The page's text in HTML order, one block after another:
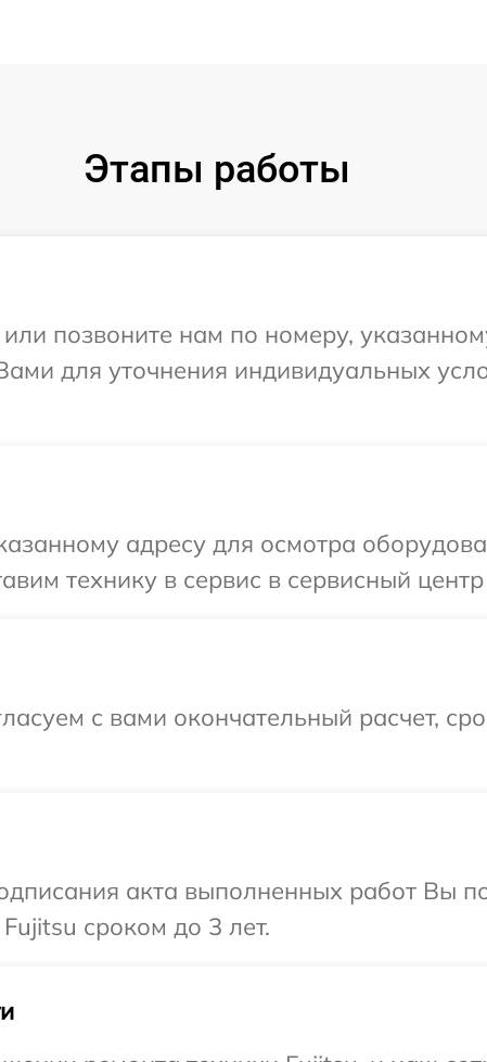
Этапы работы
позвоните нам по номеру,
для уточнения индивидуальных
адресу для осмотра
технику в сервис в сервисный
с вами окончательный расчет,
акта выполненных работ Вы
сроком до 3 лет.